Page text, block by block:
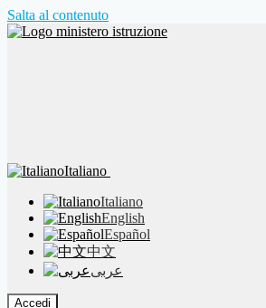
Salta al contenuto
Italiano
Italiano
English
Español
中文
عربى
Accedi